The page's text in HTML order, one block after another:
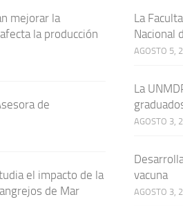
mejorar la
la producción
de
el impacto de la
de Mar
La
Nacional
AGOSTO 5,
La
AGOSTO 3,
vacuna
AGOSTO 3,